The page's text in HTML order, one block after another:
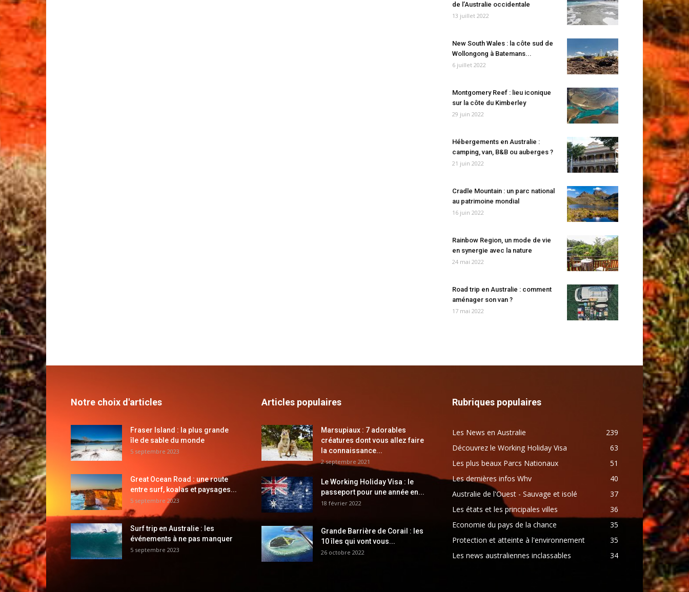
de l’Australie occidentale
13 juillet 2022
New South Wales : la côte sud de
Wollongong à Batemans...
6 juillet 2022
Montgomery Reef : lieu iconique
sur la côte du Kimberley
29 juin 2022
Hébergements en Australie :
camping, van, B&B ou auberges ?
21 juin 2022
Cradle Mountain : un parc national
au patrimoine mondial
16 juin 2022
Rainbow Region, un mode de vie
en synergie avec la nature
24 mai 2022
Road trip en Australie : comment
aménager son van ?
17 mai 2022
Notre choix d'articles
Fraser Island : la plus grande
île de sable du monde
5 septembre 2023
Great Ocean Road : une route
entre surf, koalas et paysages...
5 septembre 2023
Surf trip en Australie : les
événements à ne pas manquer
5 septembre 2023
Articles populaires
Marsupiaux : 7 adorables
créatures dont vous allez faire
la connaissance...
2 septembre 2021
Le Working Holiday Visa : le
passeport pour une année en...
18 février 2022
Grande Barrière de Corail : les
10 îles qui vont vous...
26 octobre 2022
Rubriques populaires
Les News en Australie
239
Découvrez le Working Holiday Visa
63
Les plus beaux Parcs Nationaux
51
Les dernières infos Whv
40
Australie de l'Ouest - Sauvage et isolé
37
Les états et les principales villes
36
Economie du pays de la chance
35
Protection et atteinte à l'environnement
35
Les news australiennes inclassables
34